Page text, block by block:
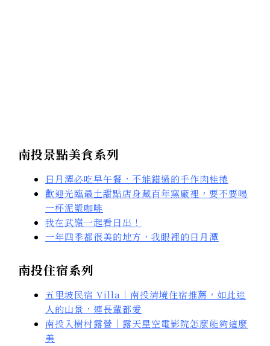
南投景點美食系列
日月潭必吃早午餐，不能錯過的手作肉桂捲
歡迎光臨最土甜點店身藏百年窯廠裡，要不要喝
一杯泥漿咖啡
我在武嶺一起看日出！
一年四季都很美的地方，我眼裡的日月潭
南投住宿系列
五里坡民宿 Villa｜南投清境住宿推薦，如此迷
人的山景，連長輩都愛
南投入樹村露營｜露天星空電影院怎麼能夠這麼
美